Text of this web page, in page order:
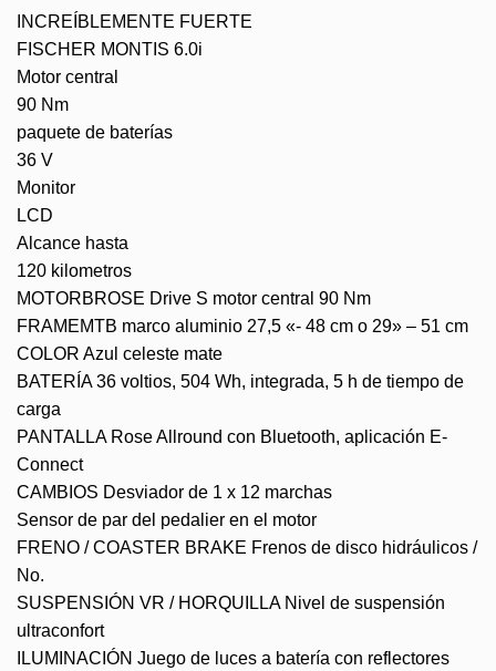
INCREÍBLEMENTE FUERTE
FISCHER MONTIS 6.0i
Motor central
90 Nm
paquete de baterías
36 V
Monitor
LCD
Alcance hasta
120 kilometros
MOTORBROSE Drive S motor central 90 Nm
FRAMEMTB marco aluminio 27,5 «- 48 cm o 29» – 51 cm
COLOR Azul celeste mate
BATERÍA 36 voltios, 504 Wh, integrada, 5 h de tiempo de
carga
PANTALLA Rose Allround con Bluetooth, aplicación E-
Connect
CAMBIOS Desviador de 1 x 12 marchas
Sensor de par del pedalier en el motor
FRENO / COASTER BRAKE Frenos de disco hidráulicos /
No.
SUSPENSIÓN VR / HORQUILLA Nivel de suspensión
ultraconfort
ILUMINACIÓN Juego de luces a batería con reflectores